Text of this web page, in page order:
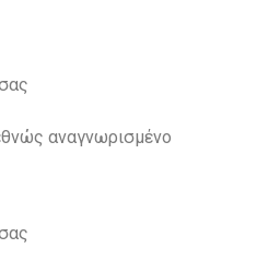
αναγνωρισμένο